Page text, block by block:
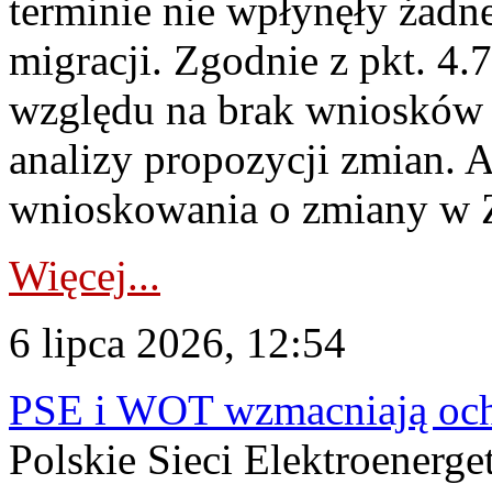
terminie nie wpłynęły
migracji. Zgodnie z pkt.
względu na brak
analizy propozycji zmian.
wnioskowania o zmiany w
Więcej...
6 lipca 2026, 12:54
PSE i WOT wzmacniają
Polskie Sieci